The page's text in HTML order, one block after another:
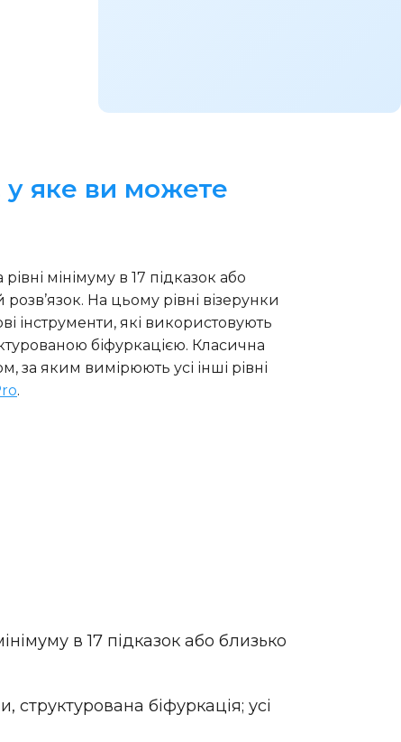
у яке ви можете
мінімуму в 17 підказок або
На цьому рівні візерунки
інструменти, які використовують
біфуркацією. Класична
за яким вимірюють усі інші рівні
.
в 17 підказок або близько
структурована біфуркація; усі